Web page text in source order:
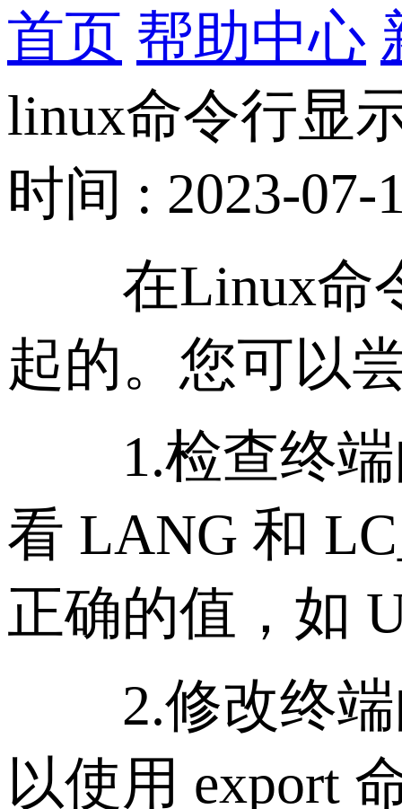
首页 帮助中心
linux命令行显
时间 : 2023-07-
在Linux命令
起的。您可以
1.检查终端
看 LANG 和
正确的值，如
2.修改终端
以使用 export